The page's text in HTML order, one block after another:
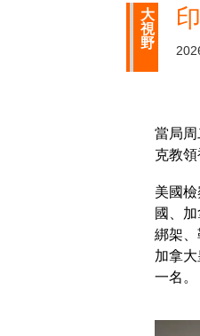
大
視
野
當局
克教
美國
國、
綁架
加拿
一名。